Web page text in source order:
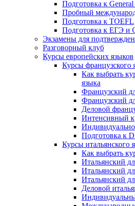
Подготовка к
Пробный
Подготовка к TOEFL
Подготовка к ЕГЭ и
Экзамены для
Разговорный клуб
Курсы европейских языков
Курсы французского
Как выбрать
языка
Французский
Французский
Деловой
Интенсивный
Подготовка к
Курсы итальянского
Как выбрать
Итальянский
Итальянский
Итальянский
Деловой